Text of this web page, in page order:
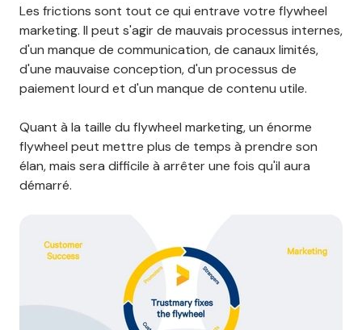
Les frictions sont tout ce qui entrave votre flywheel
marketing. Il peut s'agir de mauvais processus internes,
d'un manque de communication, de canaux limités,
d'une mauvaise conception, d'un processus de
paiement lourd et d'un manque de contenu utile.
Quant à la taille du flywheel marketing, un énorme
flywheel peut mettre plus de temps à prendre son
élan, mais sera difficile à arrêter une fois qu'il aura
démarré.